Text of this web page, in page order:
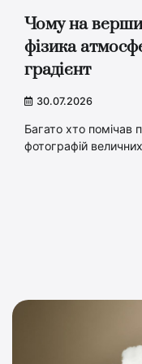
Чому на
фізика
градієнт
30.07.2026
Багато хто помічав
фотографій